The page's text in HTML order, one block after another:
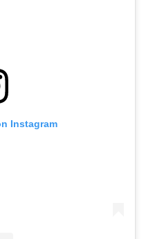
Instagram